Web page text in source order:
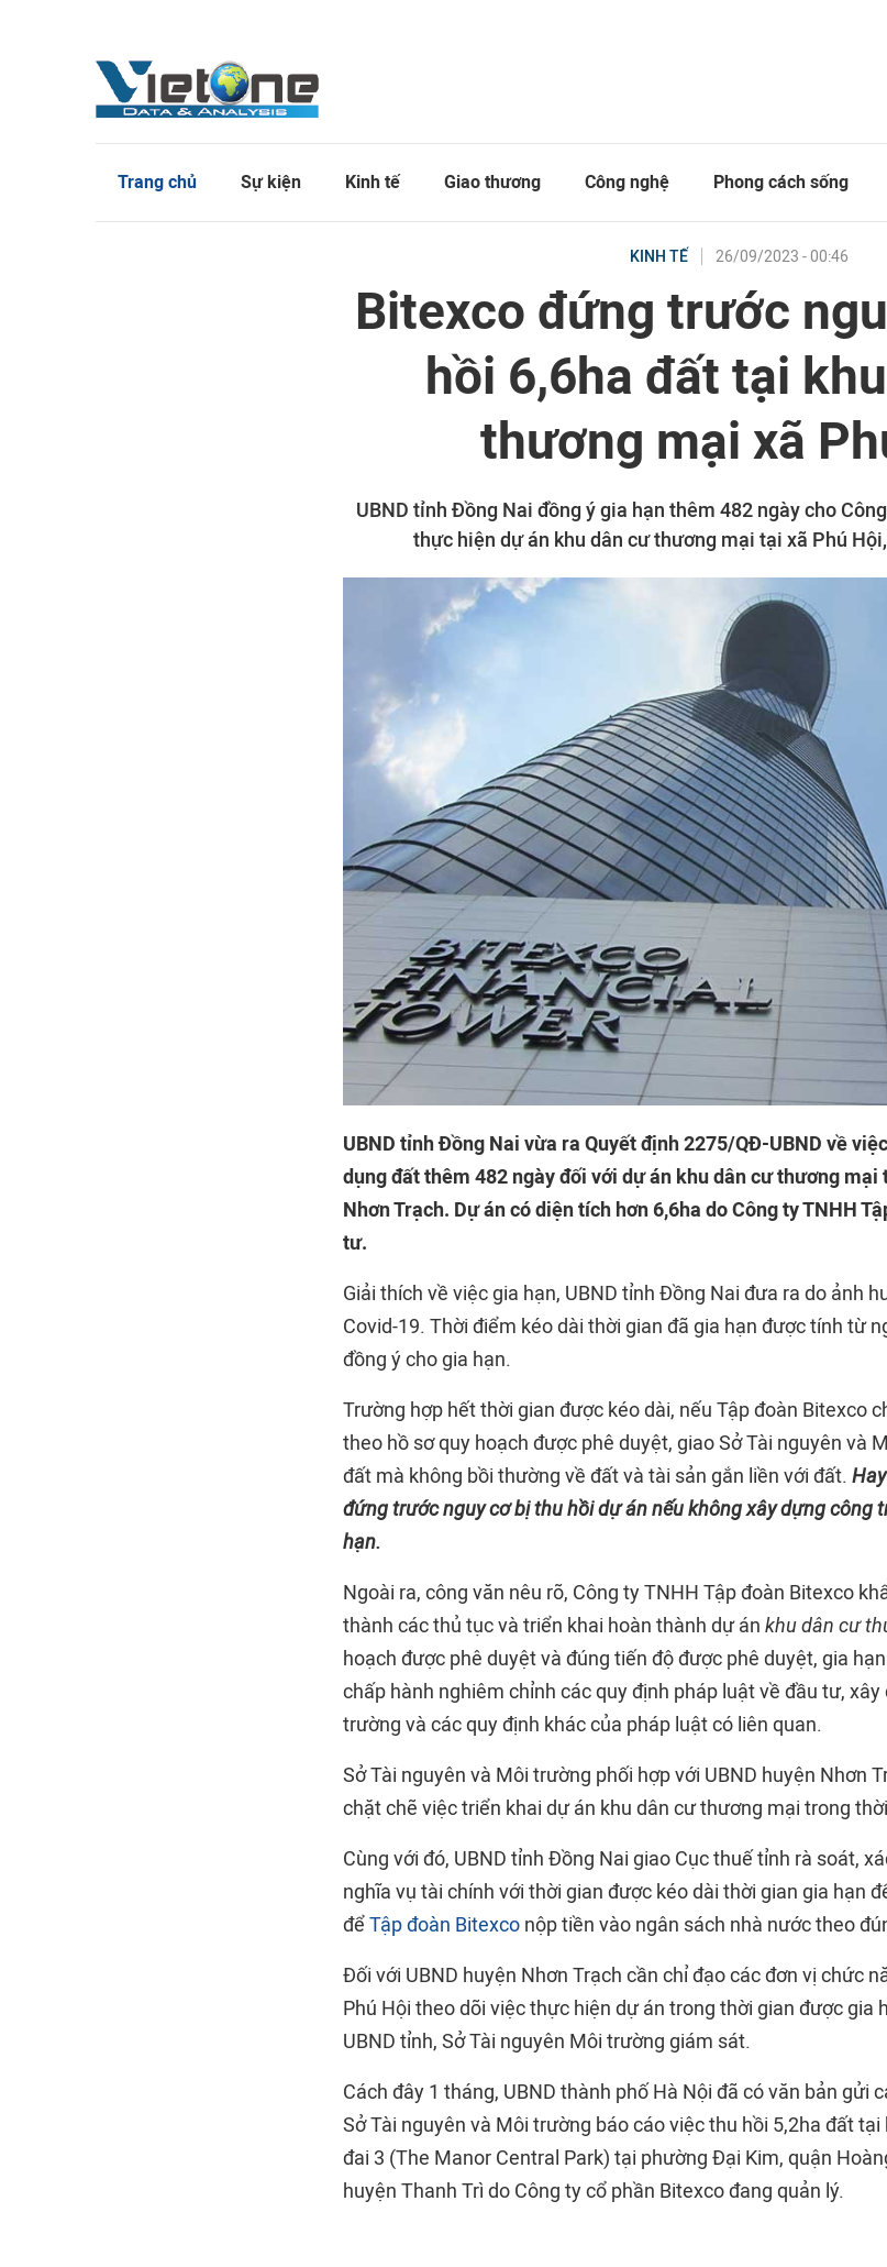
Trang chủ Sự kiện Kinh tế Giao thương Công nghệ Phong cách sống
KINH TẾ 26/09/2023 - 00:46
Bitexco đứng trước
hồi 6,6ha đất tại
thương mại xã
UBND tỉnh Đồng Nai đồng ý gia hạn thêm 482 ngày cho
thực hiện dự án khu dân cư thương mại tại xã Phú
UBND tỉnh Đồng Nai vừa ra Quyết định 2275/QĐ-UBND về
dụng đất thêm 482 ngày đối với dự án khu dân cư thương mại
Nhơn Trạch. Dự án có diện tích hơn 6,6ha do Công ty TNHH
tư.
Giải thích về việc gia hạn, UBND tỉnh Đồng Nai đưa ra do ảnh
Covid-19. Thời điểm kéo dài thời gian đã gia hạn được tính từ
đồng ý cho gia hạn.
Trường hợp hết thời gian được kéo dài, nếu Tập đoàn Bitexco
theo hồ sơ quy hoạch được phê duyệt, giao Sở Tài nguyên và
đất mà không bồi thường về đất và tài sản gắn liền với đất.
đứng trước nguy cơ bị thu hồi dự án nếu không xây dựng công
hạn.
Ngoài ra, công văn nêu rõ, Công ty TNHH Tập đoàn Bitexco
thành các thủ tục và triển khai hoàn thành dự án khu dân cư
hoạch được phê duyệt và đúng tiến độ được phê duyệt, gia
chấp hành nghiêm chỉnh các quy định pháp luật về đầu tư,
trường và các quy định khác của pháp luật có liên quan.
Sở Tài nguyên và Môi trường phối hợp với UBND huyện Nhơn
chặt chẽ việc triển khai dự án khu dân cư thương mại trong
Cùng với đó, UBND tỉnh Đồng Nai giao Cục thuế tỉnh rà soát,
nghĩa vụ tài chính với thời gian được kéo dài thời gian gia hạn
đểTập đoàn Bitexco nộp tiền vào ngân sách nhà nước theo
Đối với UBND huyện Nhơn Trạch cần chỉ đạo các đơn vị chức
Phú Hội theo dõi việc thực hiện dự án trong thời gian được gia
UBND tỉnh, Sở Tài nguyên Môi trường giám sát.
Cách đây 1 tháng, UBND thành phố Hà Nội đã có văn bản gửi
Sở Tài nguyên và Môi trường báo cáo việc thu hồi 5,2ha đất
đai 3 (The Manor Central Park) tại phường Đại Kim, quận
huyện Thanh Trì do Công ty cổ phần Bitexco đang quản lý.